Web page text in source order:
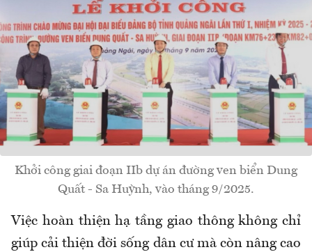
Khởi công giai đoạn IIb dự án đường ven biển Dung
Quất - Sa Huỳnh, vào tháng 9/2025.
Việc hoàn thiện hạ tầng giao thông không chỉ
giúp cải thiện đời sống dân cư mà còn nâng cao